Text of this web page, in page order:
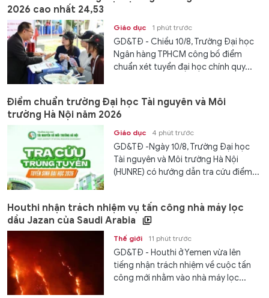
2026 cao nhất 24,53
Giáo dục 1 phút trước
GD&TĐ - Chiều 10/8, Trường Đại học
Ngân hàng TPHCM công bố điểm
chuẩn xét tuyển đại học chính quy...
Điểm chuẩn trường Đại học Tài nguyên và Môi
trường Hà Nội năm 2026
Giáo dục 4 phút trước
GD&TĐ -Ngày 10/8, Trường Đại học
Tài nguyên và Môi trường Hà Nội
(HUNRE) có hướng dẫn tra cứu điểm...
Houthi nhận trách nhiệm vụ tấn công nhà máy lọc
dầu Jazan của Saudi Arabia
Thế giới 11 phút trước
GD&TĐ - Houthi ở Yemen vừa lên
tiếng nhận trách nhiệm về cuộc tấn
công mới nhằm vào nhà máy lọc...